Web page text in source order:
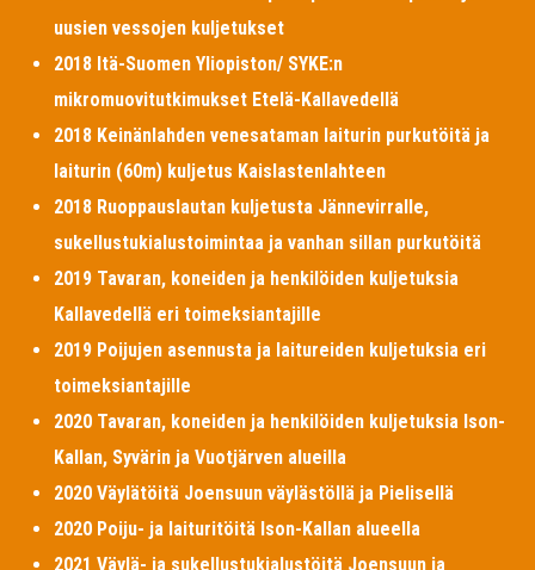
uusien vessojen kuljetukset
2018 Itä-Suomen Yliopiston/ SYKE:n
mikromuovitutkimukset Etelä-Kallavedellä
2018 Keinänlahden venesataman laiturin purkutöitä ja
laiturin (60m) kuljetus Kaislastenlahteen
2018 Ruoppauslautan kuljetusta Jännevirralle,
sukellustukialustoimintaa ja vanhan sillan purkutöitä
2019 Tavaran, koneiden ja henkilöiden kuljetuksia
Kallavedellä eri toimeksiantajille
2019 Poijujen asennusta ja laitureiden kuljetuksia eri
toimeksiantajille
2020 Tavaran, koneiden ja henkilöiden kuljetuksia Ison-
Kallan, Syvärin ja Vuotjärven alueilla
2020 Väylätöitä Joensuun väylästöllä ja Pielisellä
2020 Poiju- ja laituritöitä Ison-Kallan alueella
2021 Väylä- ja sukellustukialustöitä Joensuun ja